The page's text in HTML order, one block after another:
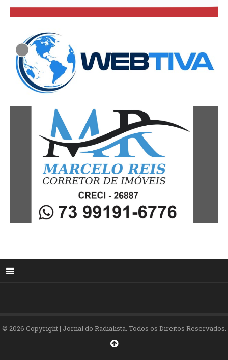
© 2026 Copyright | Jornal do Radialista. Todos os Direitos Reservados.